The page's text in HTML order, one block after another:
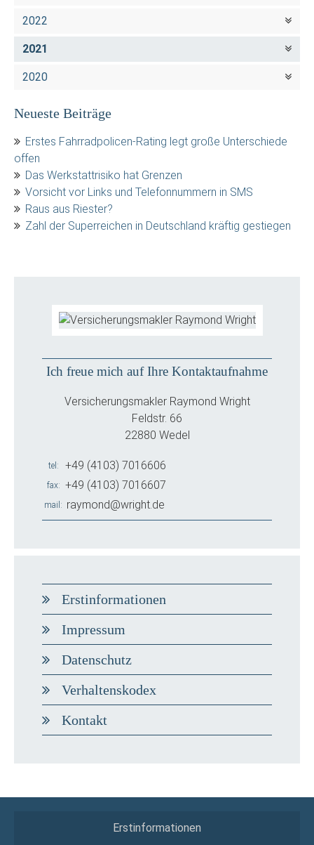
2022
2021
2020
Neueste Beiträge
Erstes Fahrradpolicen-Rating legt große Unterschiede
offen
Das Werkstattrisiko hat Grenzen
Vorsicht vor Links und Telefonnummern in SMS
Raus aus Riester?
Zahl der Superreichen in Deutschland kräftig gestiegen
Ich freue mich auf Ihre Kontaktaufnahme
Versicherungsmakler Raymond Wright
Feldstr. 66
22880 Wedel
tel +49 (4103) 7016606
fax +49 (4103) 7016607
mail raymond@wright.de
Erstinformationen
Impressum
Datenschutz
Verhaltenskodex
Kontakt
Erstinformationen